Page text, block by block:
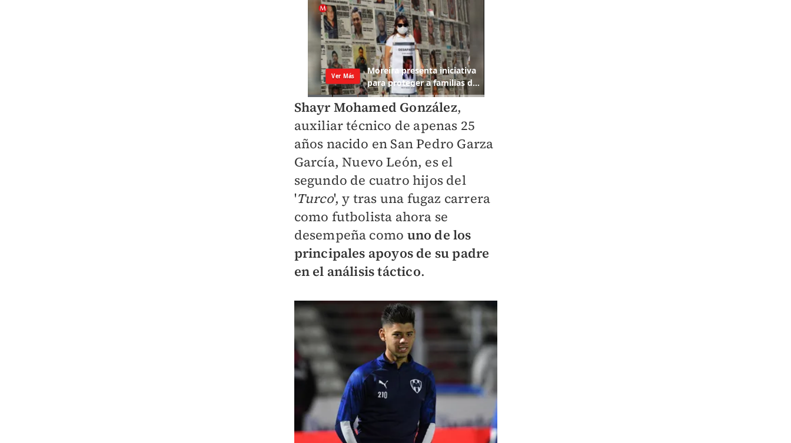
Shayr Mohamed González,
auxiliar técnico de apenas 25
años nacido en San Pedro Garza
García, Nuevo León, es el
segundo de cuatro hijos del
'Turco', y tras una fugaz carrera
como futbolista ahora se
desempeña como uno de los
principales apoyos de su padre
en el análisis táctico.